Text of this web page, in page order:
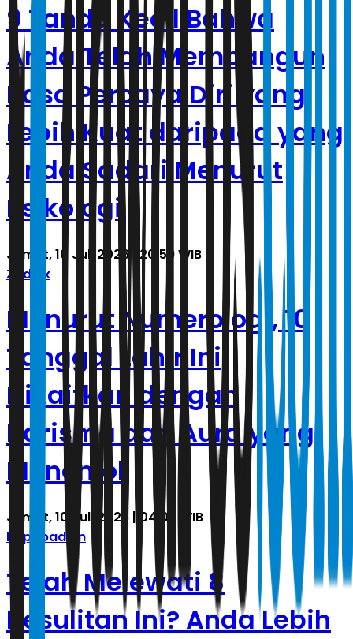
9 Tanda Kecil Bahwa
Anda Telah Membangun
Rasa Percaya Diri yang
Lebih Kuat daripada yang
Anda Sadari Menurut
Psikologi
Jumat, 10 Juli 2026 | 20.59 WIB
Zodiak
Menurut Numerologi, 10
Tanggal Lahir Ini
Dikaitkan dengan
Karisma dan Aura yang
Menonjol
Jumat, 10 Juli 2026 | 04.02 WIB
Kepribadian
Telah Melewati 8
Kesulitan Ini? Anda Lebih